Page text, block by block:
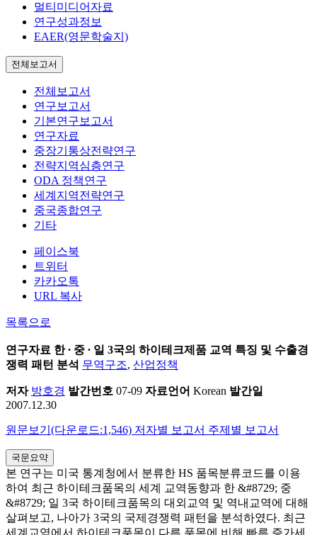
멀티미디어자료
연구성과정보
EAER(영문학술지)
전체보고서
전체보고서
연구보고서
기본연구보고서
연구자료
중장기통상전략연구
전략지역심층연구
ODA 정책연구
세계지역전략연구
중국종합연구
기타
페이스북
트위터
카카오톡
URL 복사
목록으로
연구자료 한 ∙ 중 ∙ 일 3국의 하이테크제품 교역 특징 및 수출경
쟁력 패턴 분석 무역구조, 산업정책
저자 방호경 발간번호 07-09 자료언어 Korean 발간일
2007.12.30
원문보기(다운로드:1,546) 저자별 보고서 주제별 보고서
국문요약
본 연구는 미국 통계청에서 분류한 HS 품목분류코드를 이용
하여 최근 하이테크품목의 세계 교역동향과 한 &#8729; 중
&#8729; 일 3국 하이테크품목의 대외교역 및 역내교역에 대해
살펴보고, 나아가 3국의 국제경쟁력 패턴을 분석하였다. 최근